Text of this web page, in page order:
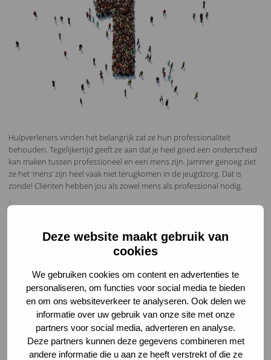
Deze website maakt gebruik van
cookies
We gebruiken cookies om content en advertenties te
personaliseren, om functies voor social media te bieden
en om ons websiteverkeer te analyseren. Ook delen we
informatie over uw gebruik van onze site met onze
partners voor social media, adverteren en analyse.
Deze partners kunnen deze gegevens combineren met
andere informatie die u aan ze heeft verstrekt of die ze
Hulpverleners vinden het belangrijk zat ze hun professionaliteit
behouden. Tegelijkertijd geeft ze aan dat je heel goed een onderscheid
kan maken tussen professioneel en een mens zijn. Jammer genoeg ziet
ze het ‘mens’ zijn heel vaak niet terugkomen in de jeugdzorg. Dat is
zonde! Cliënten hebben jou als zowel mens als professional nodig.
geholpen, zijn niet de hulpverleners
geweest die het meest hebben kunnen
veranderen. Het zijn vooral de
hulpverleners geweest die mij hebben
geholpen door er voor mij te zijn.”
Mijn missie: Hulp voor jongeren boven de 18